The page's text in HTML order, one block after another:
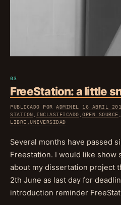
FreeStation: a little
PUBLICADO PORADMINEL 16 ABRIL
STATION , INCLASIFICADO ,OPEN SOURCE ,
LIBRE ,UNIVERSIDAD
Several months have passed
Freestation. I would like show
about my dissertation project
2th June as last day for
introduction reminder